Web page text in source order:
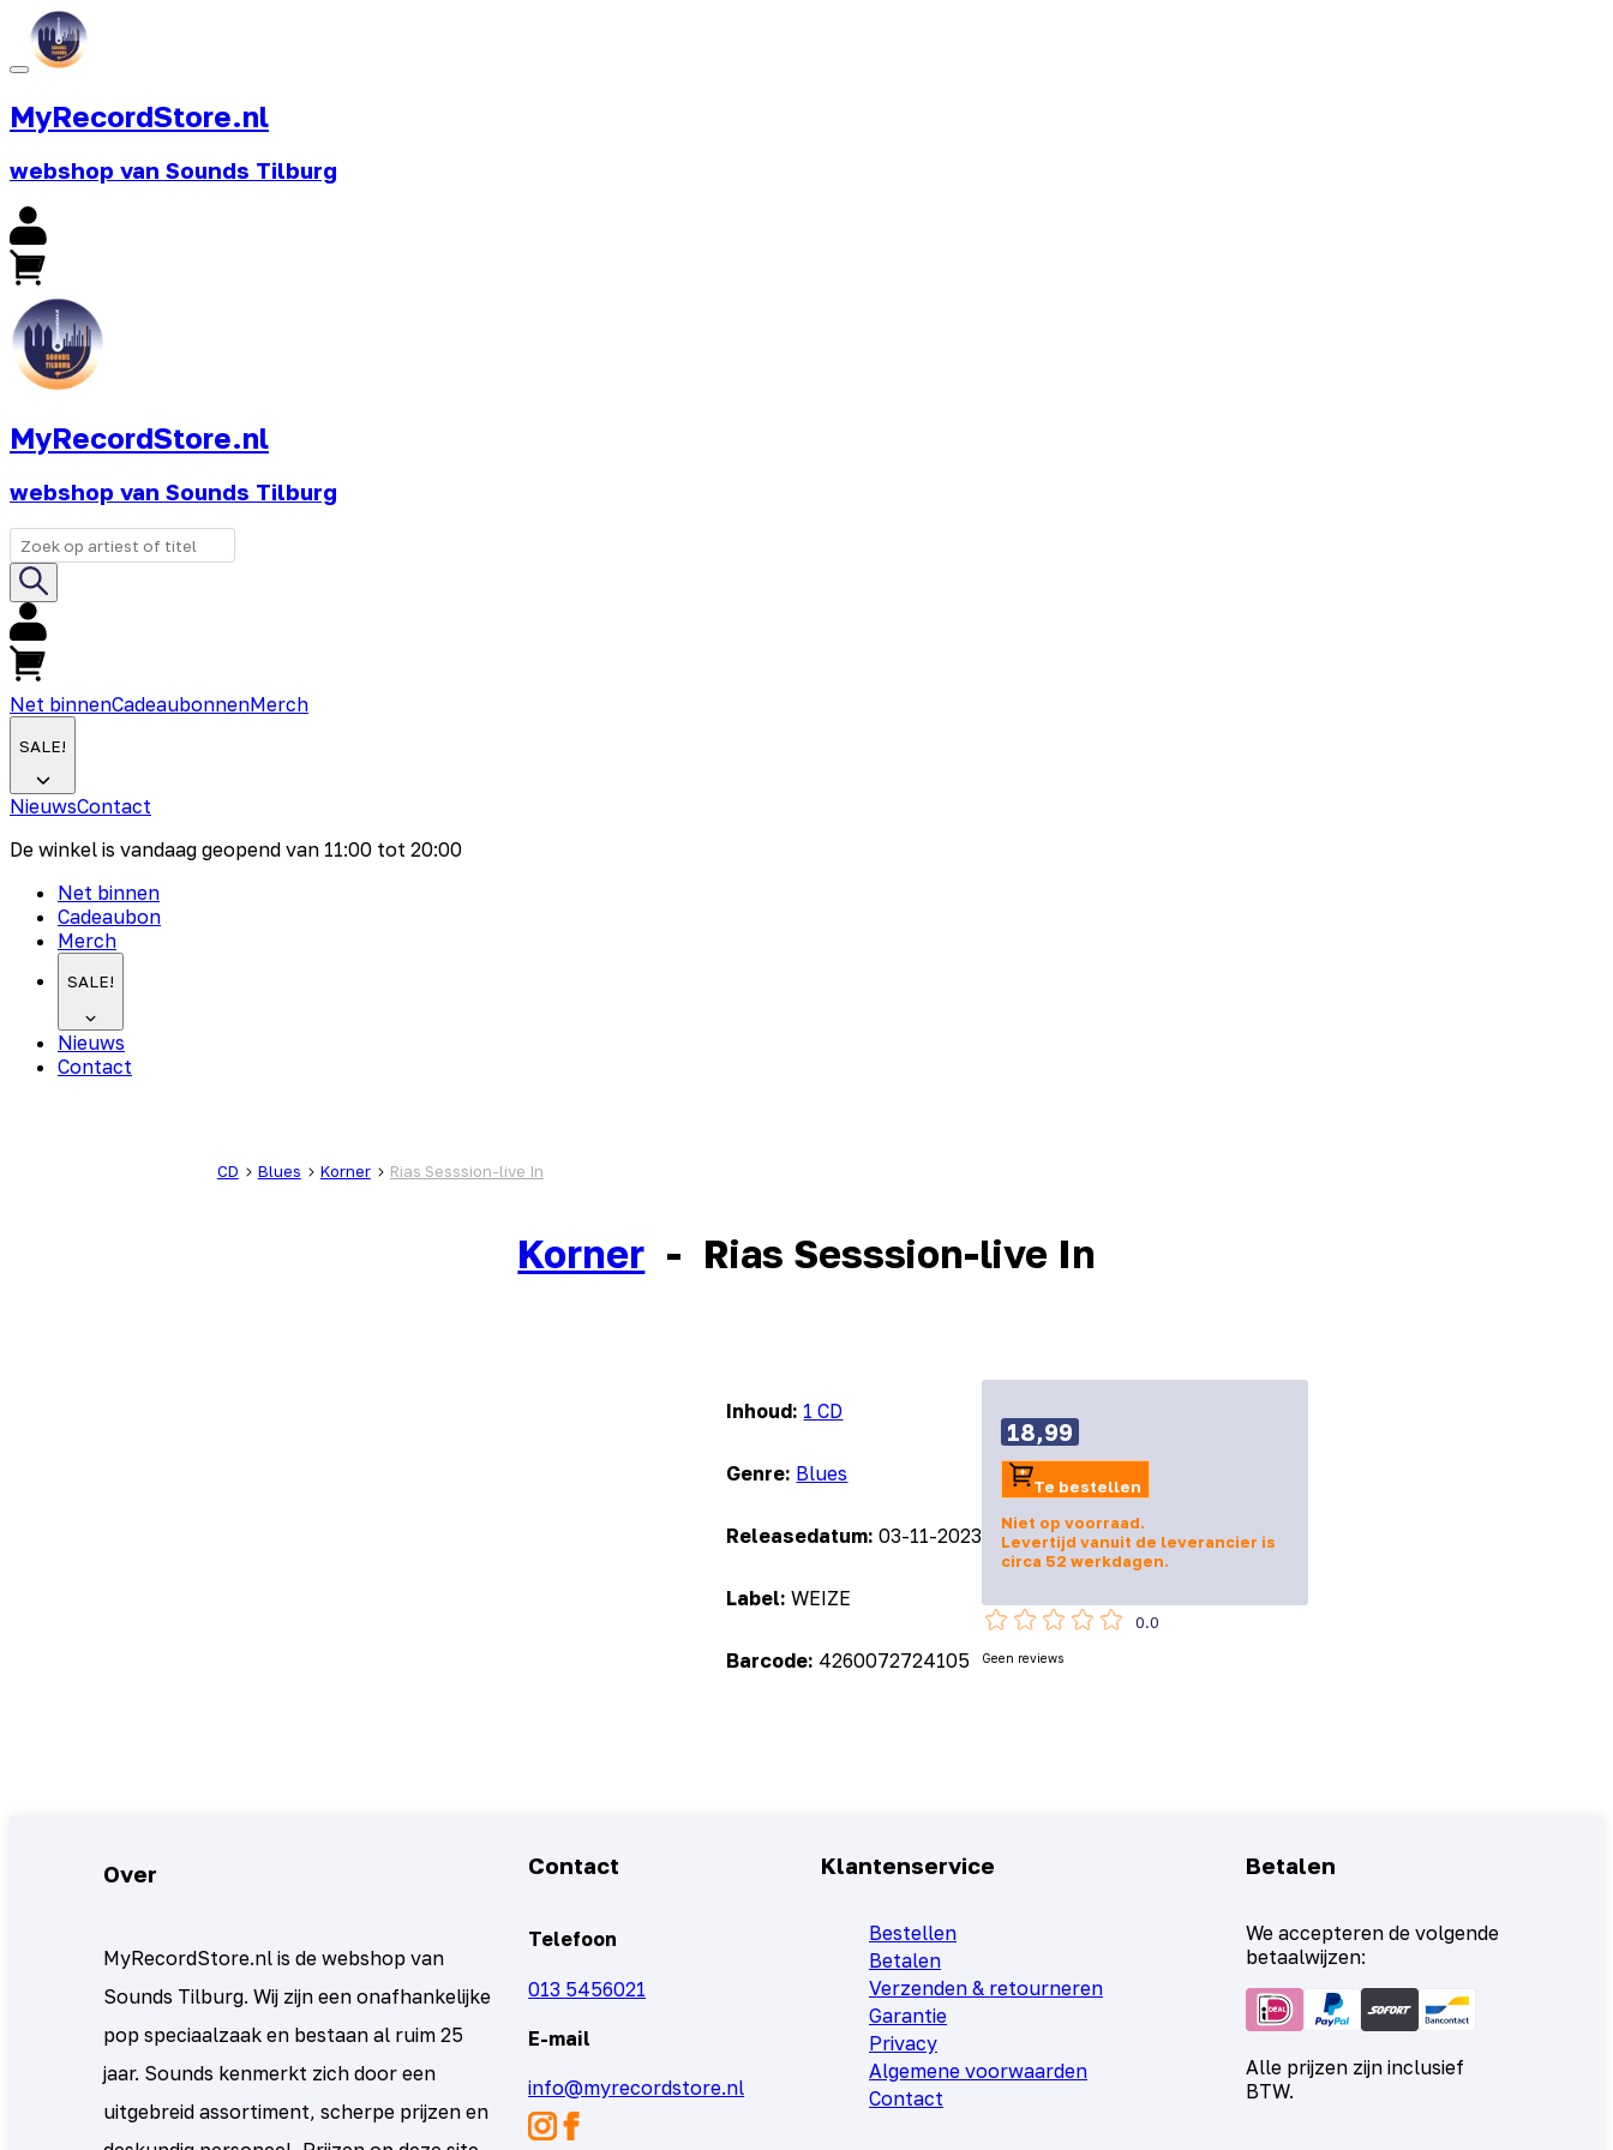
MyRecordStore.nl
webshop van Sounds Tilburg
MyRecordStore.nl
webshop van Sounds Tilburg
Net binnenCadeaubonnenMerch
SALE!
NieuwsContact
De winkel is vandaag geopend van 11:00 tot 20:00
Net binnen
Cadeaubon
Merch
SALE!
Nieuws
Contact
CD Blues Korner Rias Sesssion-live In
Korner - Rias Sesssion-live In
Inhoud: 1 CD
Genre: Blues
Releasedatum:03-11-2023
Label:WEIZE
Barcode: 4260072724105
18,99
Te bestellen
Niet op voorraad.
Levertijd vanuit de leverancier is
circa 52 werkdagen.
0.0
Geen reviews
Over
MyRecordStore.nl is de webshop van
Sounds Tilburg. Wij zijn een onafhankelijke
pop speciaalzaak en bestaan al ruim 25
jaar. Sounds kenmerkt zich door een
uitgebreid assortiment, scherpe prijzen en
Contact
Telefoon
013 5456021
E-mail
info@myrecordstore.nl
Klantenservice
Bestellen
Betalen
Verzenden & retourneren
Garantie
Privacy
Algemene voorwaarden
Contact
Betalen
We accepteren de volgende
betaalwijzen:
Alle prijzen zijn inclusief
BTW.